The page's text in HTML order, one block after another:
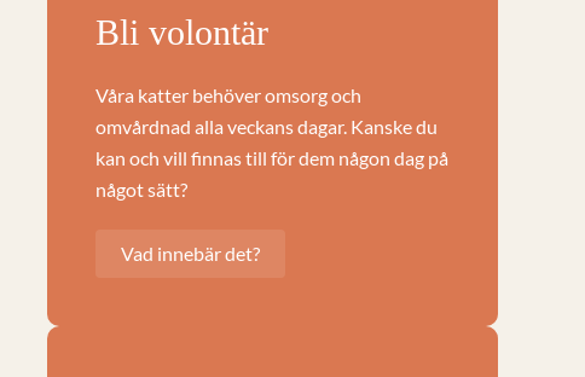
Bli volontär
Våra katter behöver omsorg och
omvårdnad alla veckans dagar. Kanske du
kan och vill finnas till för dem någon dag på
något sätt?
Vad innebär det?